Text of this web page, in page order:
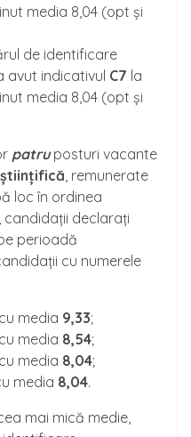
media 8,04 (opt și
de identificare
avut indicativul C7 la
media 8,04 (opt și
patruposturi vacante
științifică, remunerate
loc în ordinea
declarați
perioadă
cu numerele
media 9,33;
media 8,54;
media 8,04;
media 8,04.
mai mică medie,